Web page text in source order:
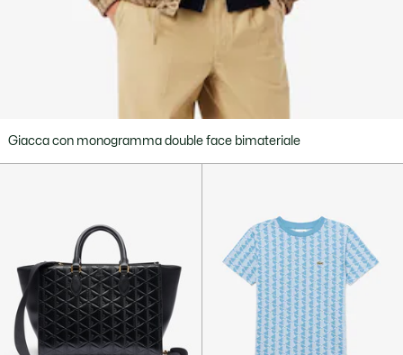
Giacca con monogramma double face bimateriale